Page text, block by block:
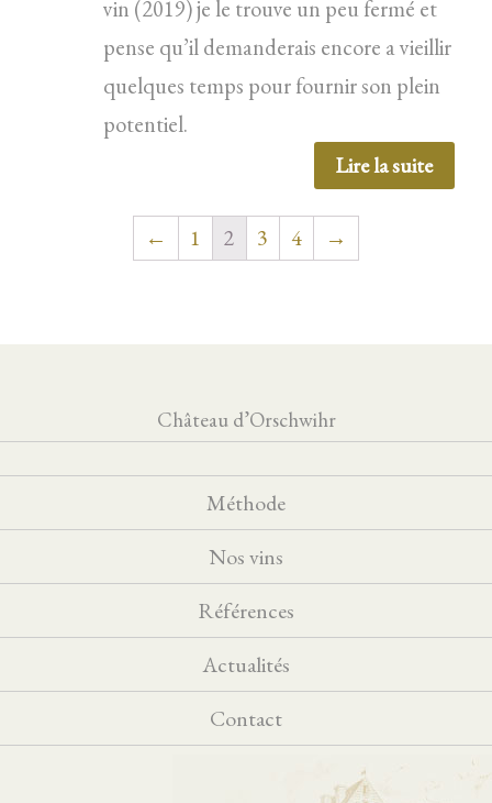
vin (2019) je le trouve un peu fermé et
pense qu’il demanderais encore a vieillir
quelques temps pour fournir son plein
potentiel.
Lire la suite
← 1 2 3 4 →
Château d’Orschwihr
Méthode
Nos vins
Références
Actualités
Contact